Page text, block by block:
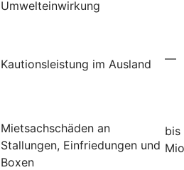
Umwelteinwirkung
Kautionsleistung im Ausland —
Mietsachschäden an
Stallungen, Einfriedungen und
Boxen
bis